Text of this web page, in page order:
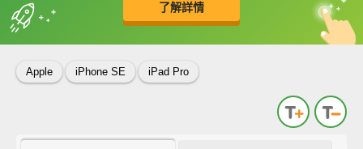
了解詳情
收錄佳句 中
英
Apple iPhone SE iPad Pro